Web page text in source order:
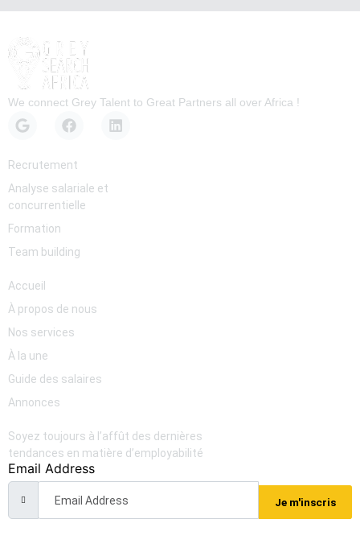
We connect Grey Talent to Great Partners all over Africa !
Accueil
À propos de nous
Nos services
À la une
Guide des salaires
Annonces
Recrutement
Analyse salariale et
concurrentielle
Formation
Team building
Soyez toujours à l’affût des dernières
tendances en matière d’employabilité
Email Address
Je m'inscris